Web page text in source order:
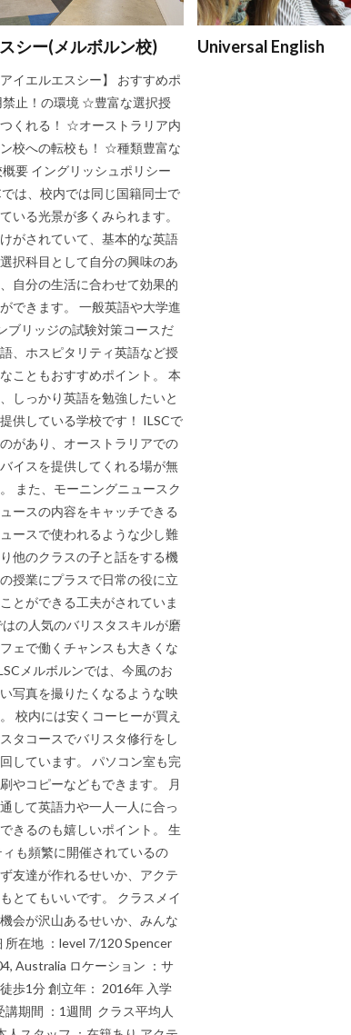
シー(メルボルン校)
イエルエスシー】 おすすめポ
止！の環境 ☆豊富な選択授
くれる！ ☆オーストラリア内
校への転校も！ ☆種類豊富な
要 イングリッシュポリシー
は、校内では同じ国籍同士で
いる光景が多くみられます。
がされていて、基本的な英語
択科目として自分の興味のあ
自分の生活に合わせて効果的
できます。 一般英語や大学進
ブリッジの試験対策コースだ
、ホスピタリティ英語など授
こともおすすめポイント。 本
しっかり英語を勉強したいと
供している学校です！ ILSCで
があり、オーストラリアでの
イスを提供してくれる場が無
また、モーニングニュースク
ースの内容をキャッチできる
ースで使われるような少し難
他のクラスの子と話をする機
授業にプラスで日常の役に立
とができる工夫がされていま
の人気のバリスタスキルが磨
ェで働くチャンスも大きくな
メルボルンでは、今風のお
写真を撮りたくなるような映
校内には安くコーヒーが買え
タコースでバリスタ修行をし
しています。 パソコン室も完
やコピーなどもできます。 月
して英語力や一人一人に合っ
きるのも嬉しいポイント。 生
も頻繁に開催されているの
友達が作れるせいか、アクテ
とてもいいです。 クラスメイ
会が沢山あるせいか、みんな
所在地 ：level 7/120 Spencer
Australia ロケーション ：サ
歩1分 創立年： 2016年 入学
講期間 ：1週間 クラス平均人
Universal English